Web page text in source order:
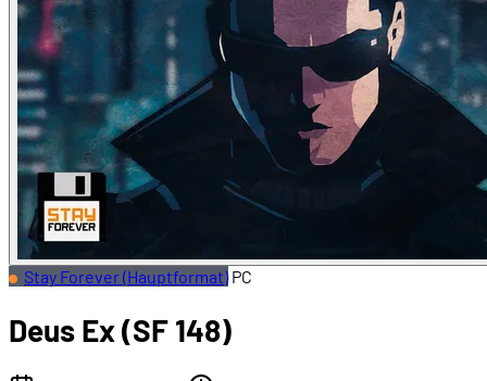
Stay Forever (Hauptformat) PC
Deus Ex (SF 148)